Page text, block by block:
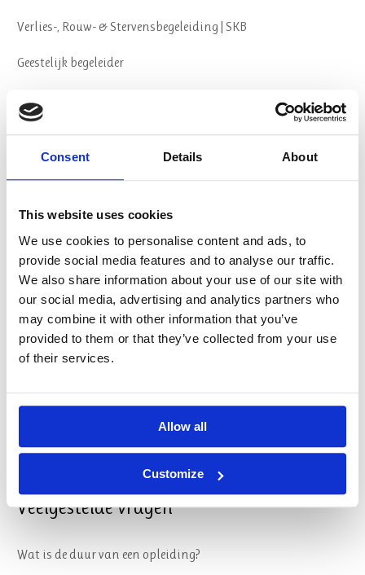
Consent Details About
This website uses cookies
We use cookies to personalise content and ads, to
provide social media features and to analyse our traffic.
We also share information about your use of our site with
our social media, advertising and analytics partners who
may combine it with other information that you’ve
provided to them or that they’ve collected from your use
of their services.
Allow all
Customize
Verlies-, Rouw- & Stervensbegeleiding | SKB
Geestelijk begeleider
Spirituele Crisis en GGZ
Over ons
Visie & Missie
Organisatie
Algemene Voorwaarden
Privacy & Cookies
Veelgestelde vragen
Wat is de duur van een opleiding?